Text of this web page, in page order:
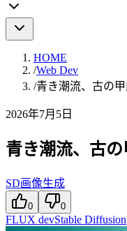
HOME
/Web Dev
/青き潮流、古の甲
2026年7月5日
青き潮流、古の
SD画像生成
0 0
FLUX devStable Diffusion